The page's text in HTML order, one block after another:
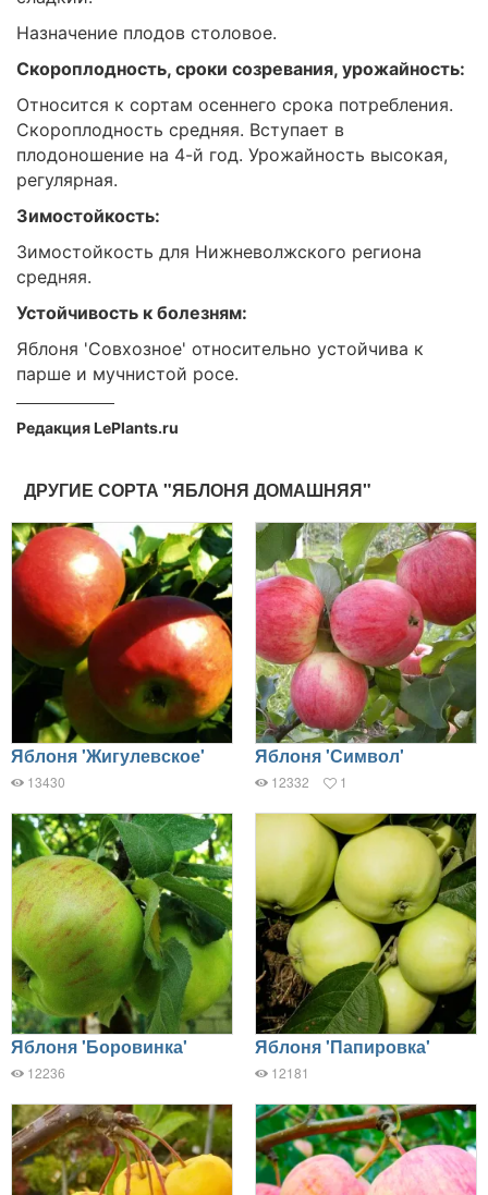
Назначение плодов столовое.
Скороплодность, сроки созревания, урожайность:
Относится к сортам осеннего срока потребления.
Скороплодность средняя. Вступает в
плодоношение на 4-й год. Урожайность высокая,
регулярная.
Зимостойкость:
Зимостойкость для Нижневолжского региона
средняя.
Устойчивость к болезням:
Яблоня 'Совхозное' относительно устойчива к
парше и мучнистой росе.
Редакция LePlants.ru
ДРУГИЕ СОРТА "ЯБЛОНЯ ДОМАШНЯЯ"
Яблоня 'Жигулевское'
13430
Яблоня 'Символ'
12332 1
Яблоня 'Боровинка'
12236
Яблоня 'Папировка'
12181